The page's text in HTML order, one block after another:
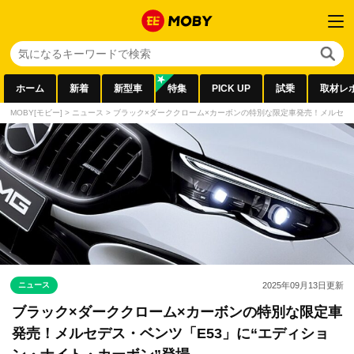
ホーム 新着 新型車 特集 PICK UP 試乗 取材レ
MOBY[モビー] > ニュース > ブラック×ダーククローム×カーボンの特別な限定車発売！メルセ
ニュース 2025年09月13日更新
ブラック×ダーククローム×カーボンの特別な限定車
発売！メルセデス・ベンツ「E53」に“エディショ